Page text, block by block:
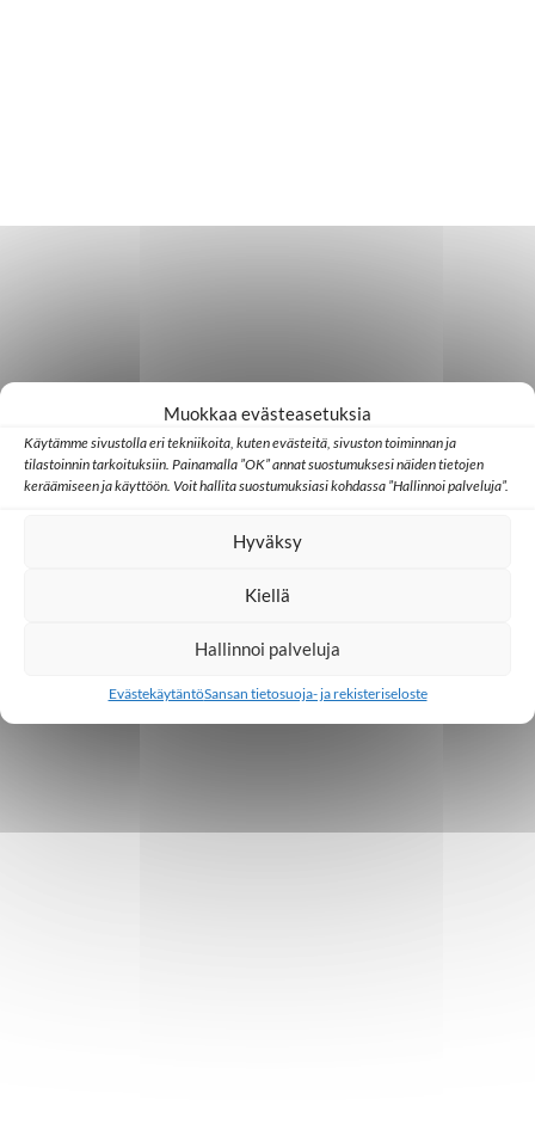
Muokkaa evästeasetuksia
Käytämme sivustolla eri tekniikoita, kuten evästeitä, sivuston toiminnan ja
tilastoinnin tarkoituksiin. Painamalla ”OK” annat suostumuksesi näiden tietojen
keräämiseen ja käyttöön. Voit hallita suostumuksiasi kohdassa ”Hallinnoi palveluja”.
Hyväksy
Kiellä
Hallinnoi palveluja
EvästekäytäntöSansan tietosuoja- ja rekisteriseloste